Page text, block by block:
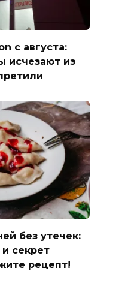
с августа:
исчезают из
без утечек:
секрет
рецепт!